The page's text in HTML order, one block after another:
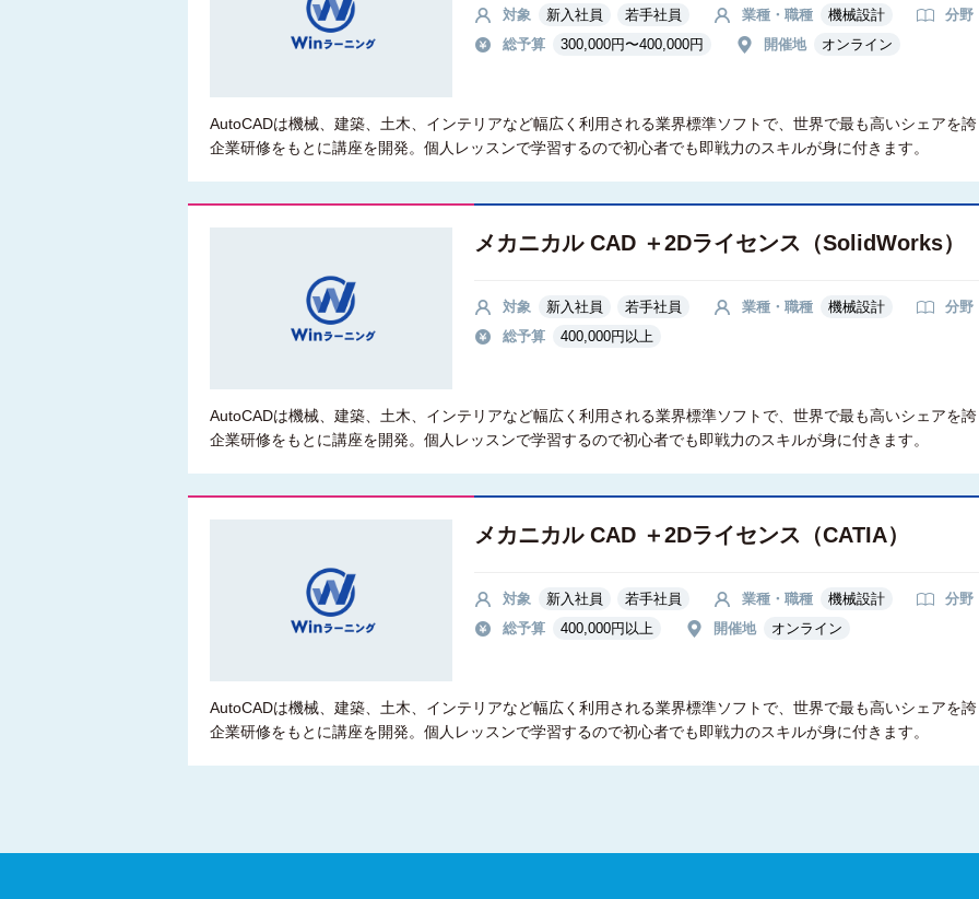
対象 新入社員 若手社員 業種・職種 機械設計
分野
総予算
300,000円〜400,000円 開催地 オンライン
AutoCADは機械、建築、土木、インテリアなど幅広く利用される業界標準ソフトで、世界で最も高いシェアを
企業研修をもとに講座を開発。個人レッスンで学習するので初心者でも即戦力のスキルが身に付きます。
メカニカル CAD ＋2Dライセンス（SolidWorks）
対象 新入社員 若手社員 業種・職種 機械設計
分野
総予算
400,000円以上
AutoCADは機械、建築、土木、インテリアなど幅広く利用される業界標準ソフトで、世界で最も高いシェアを
企業研修をもとに講座を開発。個人レッスンで学習するので初心者でも即戦力のスキルが身に付きます。
メカニカル CAD ＋2Dライセンス（CATIA）
対象 新入社員 若手社員 業種・職種 機械設計
分野
総予算
400,000円以上 開催地 オンライン
AutoCADは機械、建築、土木、インテリアなど幅広く利用される業界標準ソフトで、世界で最も高いシェアを
企業研修をもとに講座を開発。個人レッスンで学習するので初心者でも即戦力のスキルが身に付きます。